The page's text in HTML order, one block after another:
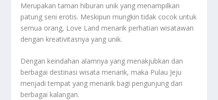
Merupakan taman hiburan unik yang menampilkan
patung seni erotis. Meskipun mungkin tidak cocok untuk
semua orang, Love Land menarik perhatian wisatawan
dengan kreativitasnya yang unik.
Dengan keindahan alamnya yang menakjubkan dan
berbagai destinasi wisata menarik, maka Pulau Jeju
menjadi tempat yang menarik bagi pengunjung dari
berbagai kalangan.